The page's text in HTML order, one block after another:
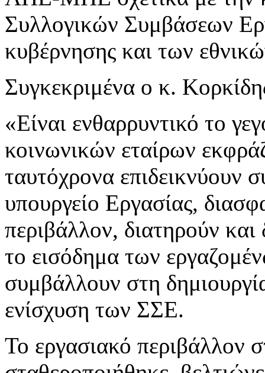
Συλλογικών Συμβάσεων
κυβέρνησης και των
Συγκεκριμένα ο κ.
«Είναι ενθαρρυντικό το
κοινωνικών εταίρων
ταυτόχρονα επιδεικνύουν
υπουργείο Εργασίας,
περιβάλλον, διατηρούν και
το εισόδημα των
συμβάλλουν στη
ενίσχυση των ΣΣΕ.
Το εργασιακό